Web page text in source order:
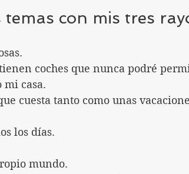
con mis tres
coches que nunca podré
mi casa.
cuesta tanto como unas
los días.
mundo.